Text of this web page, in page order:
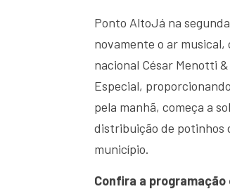
Ponto AltoJá na
novamente o ar musical,
nacional César Menotti
Especial,
pela manhã, começa a
distribuição de potinhos
município.
Confira a